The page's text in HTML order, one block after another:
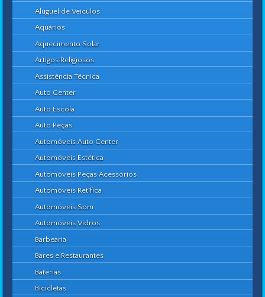
Aluguel de Veículos
Aquários
Aquecimento Solar
Artigos Religiosos
Assistência Técnica
Auto Center
Auto Escola
Auto Peças
Automóveis Auto Center
Automóveis Estética
Automóveis Peças Acessórios
Automóveis Retífica
Automóveis Som
Automóveis Vidros
Barbearia
Bares e Restaurantes
Baterias
Bicicletas